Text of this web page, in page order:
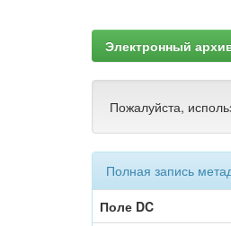
Электронный
Пожалуйста,
Полная запись
Поле DC